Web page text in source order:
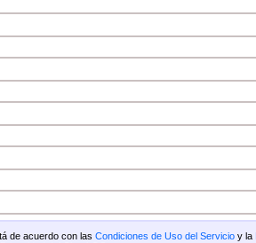
de acuerdo con lasCondiciones de Uso del Servicio y la